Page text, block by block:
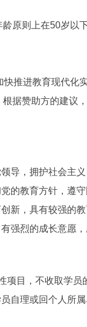
原则上在50岁以下
进教育现代化
据赞助方的建议
，拥护社会主义
教育方针，遵守
，具有较强的教
烈的成长意愿，
目，不收取学员
理或回个人所属